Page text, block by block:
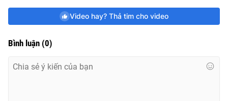
Video hay? Thả tim cho video
Bình luận (0)